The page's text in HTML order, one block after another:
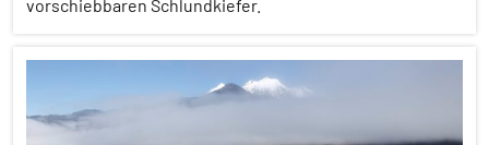
Kognition
Wirbeltiere
vorschiebbaren Schlundkiefer.